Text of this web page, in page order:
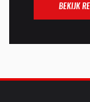
BEKIJK